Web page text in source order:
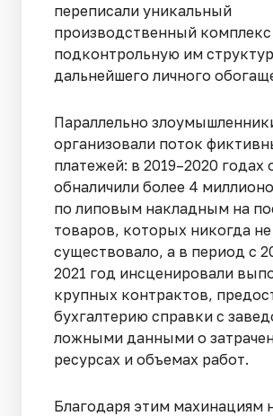
переписали уникальный
производственный
подконтрольную им
дальнейшего личного
Параллельно
организовали поток
платежей: в 2019–2020 годах
обналичили более 4
по липовым накладным на
товаров, которых никогда не
существовало, а в период с
2021 год инсценировали
крупных контрактов,
бухгалтерию справки с
ложными данными о
ресурсах и объемах работ.
Благодаря этим махинациям